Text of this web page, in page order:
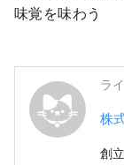
味覚を味わう
ラ
株
創